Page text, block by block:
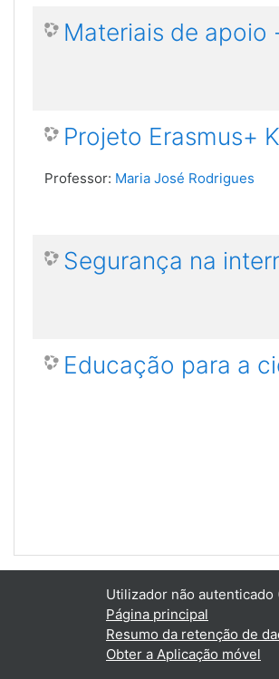
Materiais de apoio
Projeto Erasmus+
Professor: Maria José Rodrigues
Segurança na
Educação para a
Utilizador não autenticado
Página principal
Resumo da retenção de
Obter a Aplicação móvel